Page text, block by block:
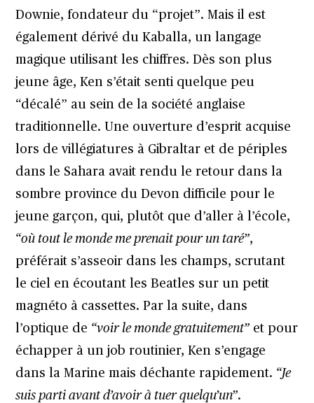
Downie, fondateur du “projet”. Mais il est
également dérivé du Kaballa, un langage
magique utilisant les chiffres. Dès son plus
jeune âge, Ken s’était senti quelque peu
“décalé” au sein de la société anglaise
traditionnelle. Une ouverture d’esprit acquise
lors de villégiatures à Gibraltar et de périples
dans le Sahara avait rendu le retour dans la
sombre province du Devon difficile pour le
jeune garçon, qui, plutôt que d’aller à l’école,
“où tout le monde me prenait pour un taré”,
préférait s’asseoir dans les champs, scrutant
le ciel en écoutant les Beatles sur un petit
magnéto à cassettes. Par la suite, dans
l’optique de “voir le monde gratuitement” et pour
échapper à un job routinier, Ken s’engage
dans la Marine mais déchante rapidement. “Je
suis parti avant d’avoir à tuer quelqu’un”.